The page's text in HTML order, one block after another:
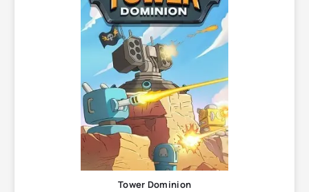
Tower Dominion